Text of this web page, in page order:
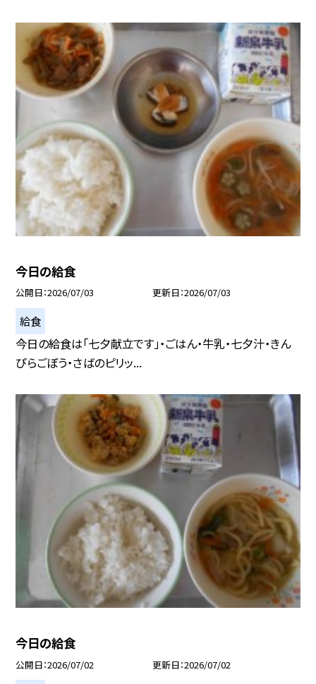
今日の給食
公開日 2026/07/03 更新日 2026/07/03
給食
今日の給食は「七夕献立です」・ごはん・牛乳・七夕汁・きん
ぴらごぼう・さばのピリッ...
今日の給食
公開日 2026/07/02 更新日 2026/07/02